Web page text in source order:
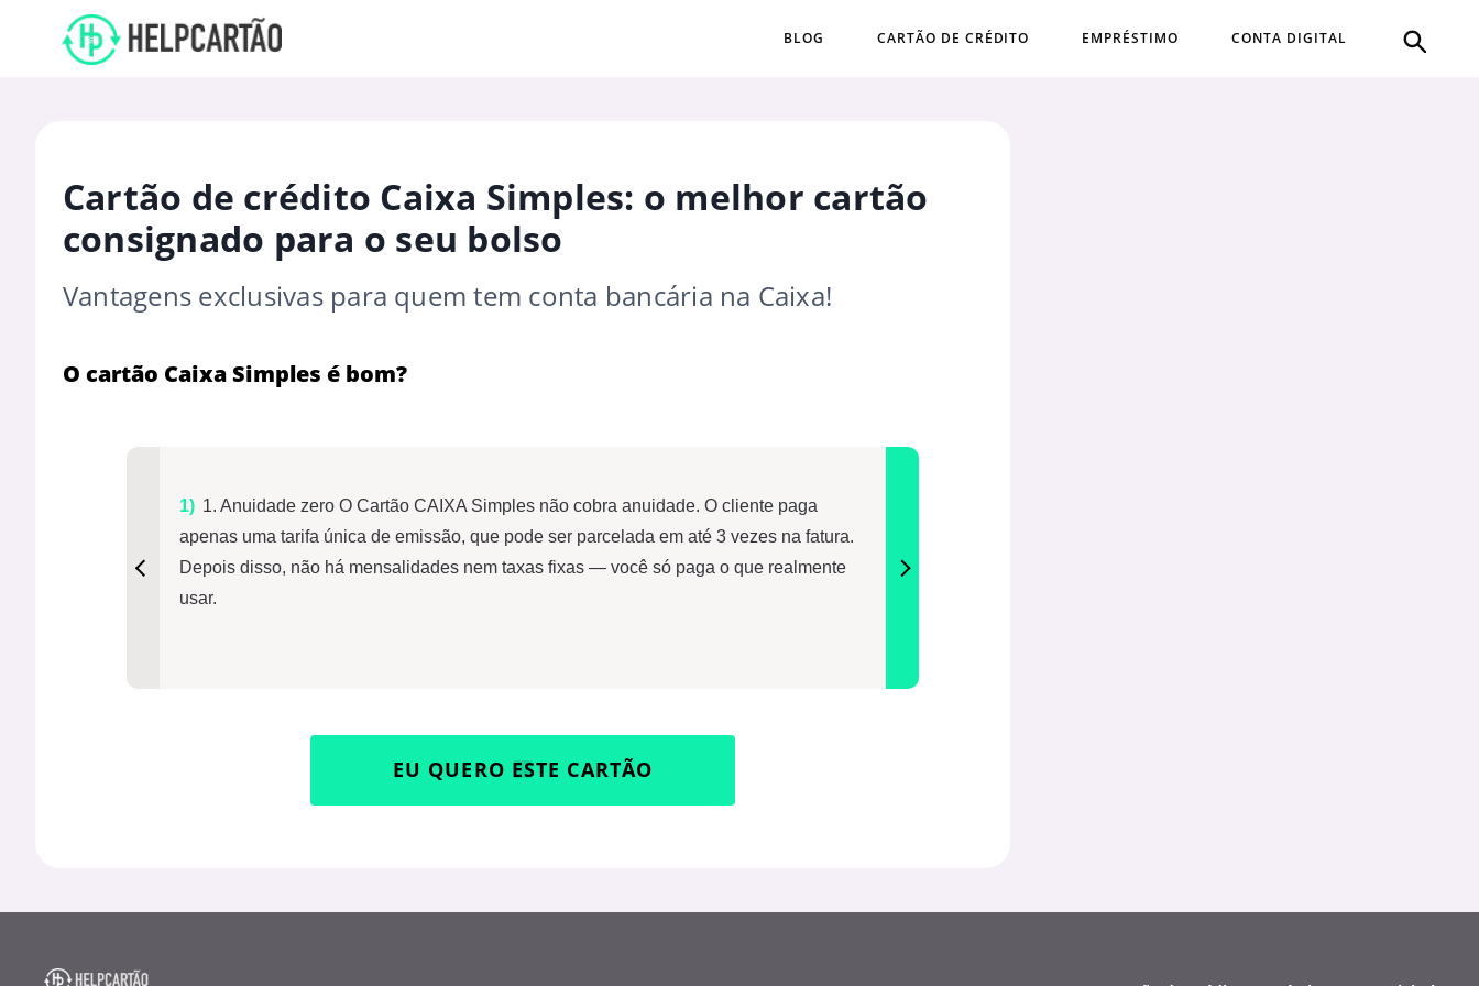
BLOG CARTÃO DE CRÉDITO EMPRÉSTIMO CONTA DIGITAL
Cartão de crédito Caixa Simples: o melhor cartão
consignado para o seu bolso
Vantagens exclusivas para quem tem conta bancária na Caixa!
O cartão Caixa Simples é bom?
1. Anuidade zero O Cartão CAIXA Simples não cobra anuidade. O cliente paga
apenas uma tarifa única de emissão, que pode ser parcelada em até 3 vezes na fatura.
Depois disso, não há mensalidades nem taxas fixas — você só paga o que realmente
usar.
EU QUERO ESTE CARTÃO